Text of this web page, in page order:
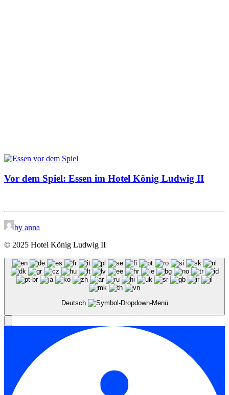
Vor dem Spiel: Essen im Hotel König Ludwig II
by anna
© 2025 Hotel König Ludwig II
Deutsch